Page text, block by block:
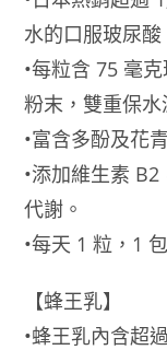
水的口服玻尿酸
•每粒含 75 毫
粉末，雙重保水
•富含多酚及花
•添加維生素
代謝。
•每天 1 粒，1
【蜂王乳】
•蜂王乳內含超